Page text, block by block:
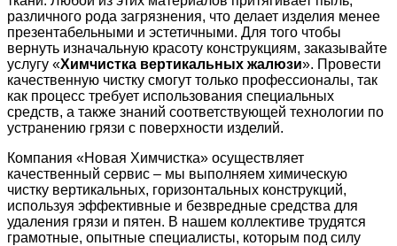
различного рода загрязнения, что делает изделия менее
презентабельными и эстетичными. Для того чтобы
вернуть изначальную красоту конструкциям, заказывайте
услугу «Химчистка вертикальных жалюзи». Провести
качественную чистку смогут только профессионалы, так
как процесс требует использования специальных
средств, а также знаний соответствующей технологии по
устранению грязи с поверхности изделий.
Компания «Новая Химчистка» осуществляет
качественный сервис – мы выполняем химическую
чистку вертикальных, горизонтальных конструкций,
используя эффективные и безвредные средства для
удаления грязи и пятен. В нашем коллективе трудятся
грамотные, опытные специалисты, которым под силу